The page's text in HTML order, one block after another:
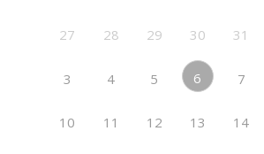
27 28 29 30 31
3 4 5 6 7
10 11 12 13 14